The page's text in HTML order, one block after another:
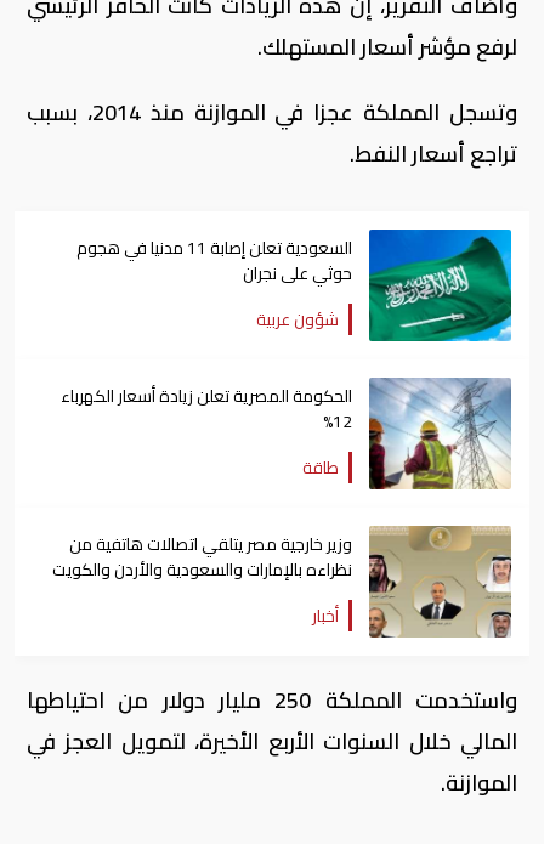
لرفع مؤشر أسعار المستهلك.
وتسجل المملكة عجزا في الموازنة منذ 2014، بسبب
تراجع أسعار النفط.
السعودية تعلن إصابة 11 مدنيا في هجوم
حوثي على نجران
شؤون عربية
الحكومة المصرية تعلن زيادة أسعار الكهرباء
12%
طاقة
وزير خارجية مصر يتلقي اتصالات هاتفية من
نظراءه بالإمارات والسعودية والأردن والكويت
أخبار
واستخدمت المملكة 250 مليار دولار من احتياطها
المالي خلال السنوات الأربع الأخيرة، لتمويل العجز في
الموازنة.